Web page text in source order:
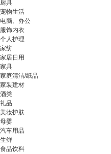
厨具
宠物生活
电脑、办公
服饰内衣
个人护理
家纺
家居日用
家具
家庭清洁/纸品
家装建材
酒类
礼品
美妆护肤
母婴
汽车用品
生鲜
食品饮料